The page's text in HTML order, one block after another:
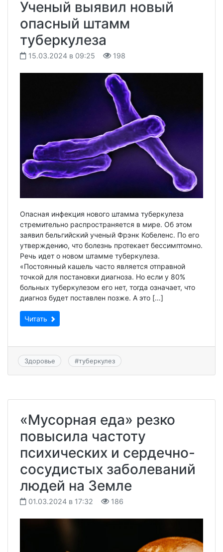
Ученый выявил новый
опасный штамм
туберкулеза
15.03.2024 в 09:25 198
Опасная инфекция нового штамма туберкулеза
стремительно распространяется в мире. Об этом
заявил бельгийский ученый Фрэнк Кобеленс. По его
утверждению, что болезнь протекает бессимптомно.
Речь идет о новом штамме туберкулеза.
«Постоянный кашель часто является отправной
точкой для постановки диагноза. Но если у 80%
больных туберкулезом его нет, тогда означает, что
диагноз будет поставлен позже. А это […]
Читать
Здоровье #туберкулез
«Мусорная еда» резко
повысила частоту
психических и сердечно-
сосудистых заболеваний
людей на Земле
01.03.2024 в 17:32 186